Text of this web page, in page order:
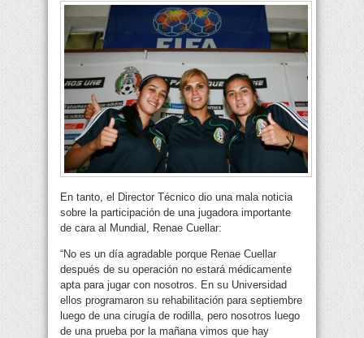
En tanto, el Director Técnico dio una mala noticia
sobre la participación de una jugadora importante
de cara al Mundial, Renae Cuellar:
“No es un día agradable porque Renae Cuellar
después de su operación no estará médicamente
apta para jugar con nosotros. En su Universidad
ellos programaron su rehabilitación para septiembre
luego de una cirugía de rodilla, pero nosotros luego
de una prueba por la mañana vimos que hay